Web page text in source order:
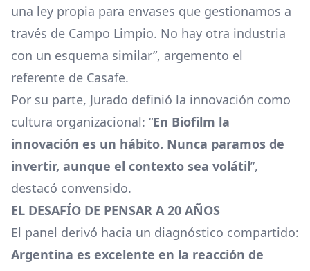
una ley propia para envases que gestionamos a
través de Campo Limpio. No hay otra industria
con un esquema similar”, argemento el
referente de Casafe.
Por su parte, Jurado definió la innovación como
cultura organizacional: “En Biofilm la
innovación es un hábito. Nunca paramos de
invertir, aunque el contexto sea volátil”,
destacó convensido.
EL DESAFÍO DE PENSAR A 20 AÑOS
El panel derivó hacia un diagnóstico compartido:
Argentina es excelente en la reacción de